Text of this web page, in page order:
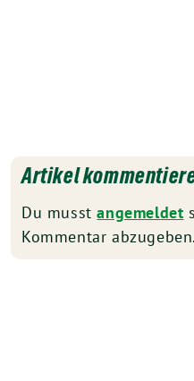
Artikel
Du musstangemeldet
Kommentar abzugeben.